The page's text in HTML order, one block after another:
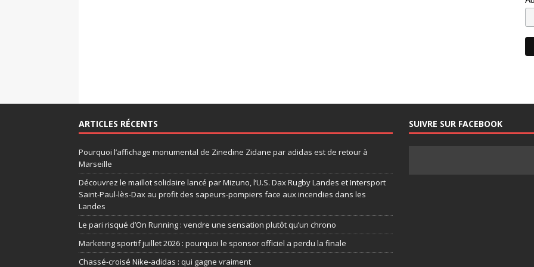
ARTICLES RÉCENTS
Pourquoi l’affichage monumental de Zinedine Zidane par adidas est de retour à
Marseille
Découvrez le maillot solidaire lancé par Mizuno, l’U.S. Dax Rugby Landes et Intersport
Saint-Paul-lès-Dax au profit des sapeurs-pompiers face aux incendies dans les
Landes
Le pari risqué d’On Running : vendre une sensation plutôt qu’un chrono
Marketing sportif juillet 2026 : pourquoi le sponsor officiel a perdu la finale
Chassé-croisé Nike-adidas : qui gagne vraiment
SUIVRE SUR FACEBOOK